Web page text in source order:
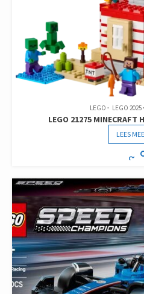
LEGO LEGO 2025
LEGO 21275 MINECRAFT
LEES